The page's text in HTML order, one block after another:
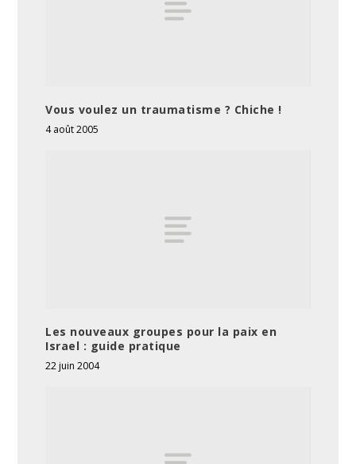
Vous voulez un traumatisme ? Chiche !
4 août 2005
Les nouveaux groupes pour la paix en
Israel : guide pratique
22 juin 2004